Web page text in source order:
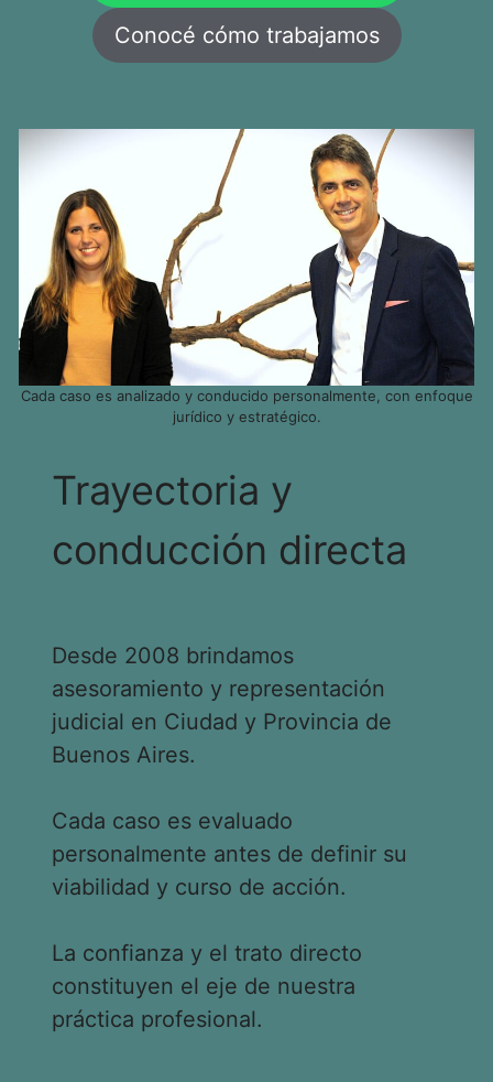
Conocé cómo trabajamos
Cada caso es analizado y conducido personalmente, con enfoque
jurídico y estratégico.
Trayectoria y
conducción directa
Desde 2008 brindamos
asesoramiento y representación
judicial en Ciudad y Provincia de
Buenos Aires.
Cada caso es evaluado
personalmente antes de definir su
viabilidad y curso de acción.
La confianza y el trato directo
constituyen el eje de nuestra
práctica profesional.